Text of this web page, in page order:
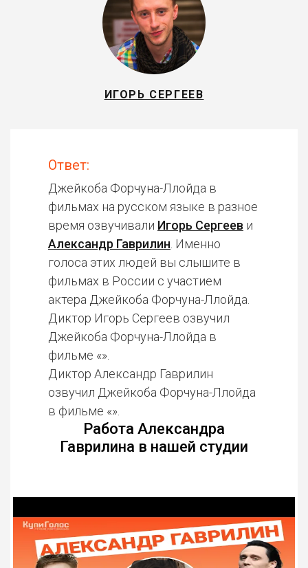
ИГОРЬ СЕРГЕЕВ
Ответ:
Джейкоба Форчуна-Ллойда в
фильмах на русском языке в разное
время озвучивали Игорь Сергеев и
Александр Гаврилин . Именно
голоса этих людей вы слышите в
фильмах в России с участием
актера Джейкоба Форчуна-Ллойда.
Диктор Игорь Сергеев озвучил
Джейкоба Форчуна-Ллойда в
фильме «».
Диктор Александр Гаврилин
озвучил Джейкоба Форчуна-Ллойда
в фильме «».
Работа Александра
Гаврилина в нашей студии